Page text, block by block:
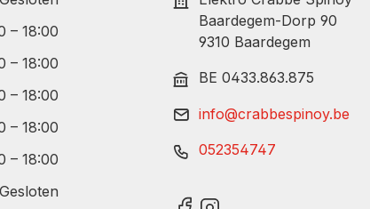
– 18:00
– 18:00
– 18:00
– 18:00
– 18:00
Gesloten
Baardegem-Dorp 90
9310 Baardegem
BE 0433.863.875
info@crabbespinoy.be
052354747